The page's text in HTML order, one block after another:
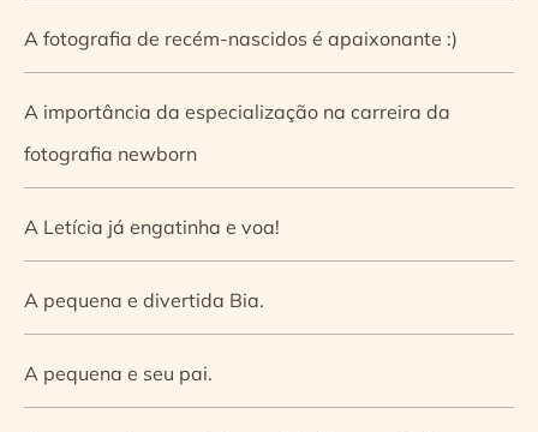
A fotografia de recém-nascidos é apaixonante :)
A importância da especialização na carreira da
fotografia newborn
A Letícia já engatinha e voa!
A pequena e divertida Bia.
A pequena e seu pai.